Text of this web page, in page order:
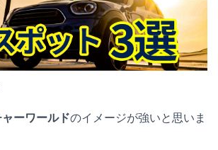
ーワールドのイメージが強いと思いま